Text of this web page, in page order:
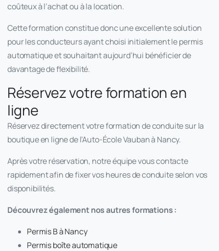
coûteux à l’achat ou à la location.
Cette formation constitue donc une excellente solution
pour les conducteurs ayant choisi initialement le permis
automatique et souhaitant aujourd’hui bénéficier de
davantage de flexibilité.
Réservez votre formation en
ligne
Réservez directement votre formation de conduite sur la
boutique en ligne de l’Auto-École Vauban à Nancy.
Après votre réservation, notre équipe vous contacte
rapidement afin de fixer vos heures de conduite selon vos
disponibilités.
Découvrez également nos autres formations :
Permis B à Nancy
Permis boîte automatique